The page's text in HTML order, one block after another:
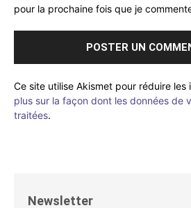
pour la prochaine fois que je
Ce site utilise Akismet pour réduire les
plus sur la façon dont les données de
traitées.
Newsletter